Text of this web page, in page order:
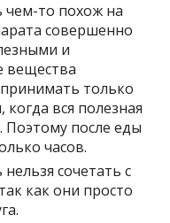
чем-то похож на
совершенно
и
вещества
только
вся полезная
Поэтому после еды
часов.
сочетать с
как они просто